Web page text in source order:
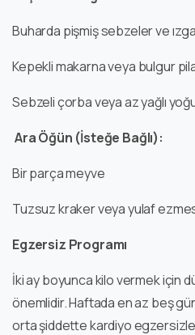
Buharda pişmiş sebzeler ve
Kepekli makarna veya bulgur
Sebzeli çorba veya az yağlı
Ara Öğün (İsteğe Bağlı):
Bir parça meyve
Tuzsuz kraker veya yulaf
Egzersiz Programı
İki ay boyunca kilo vermek için
önemlidir. Haftada en az beş
orta şiddette kardiyo egzersizleri